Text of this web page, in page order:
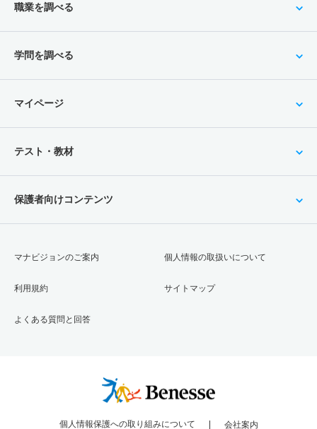
職業を調べる
学問を調べる
マイページ
テスト・教材
保護者向けコンテンツ
マナビジョンのご案内
利用規約
よくある質問と回答
個人情報の取扱いについて
サイトマップ
個人情報保護への取り組みについて 会社案内